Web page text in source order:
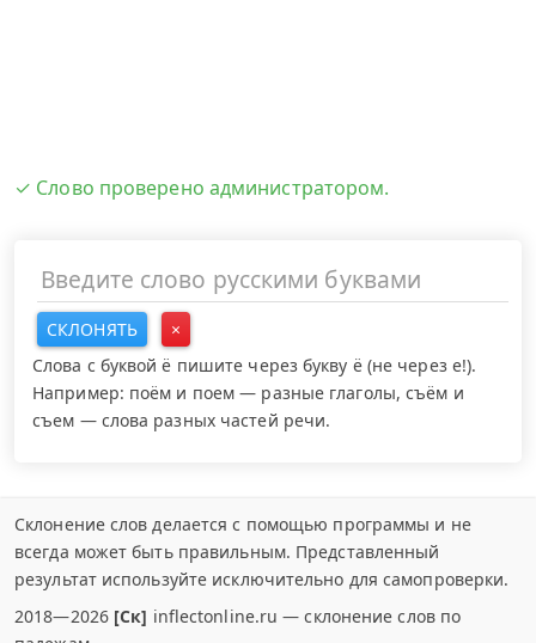
✓ Слово проверено администратором.
СКЛОНЯТЬ
×
Слова с буквой ё пишите через букву ё (не через е!).
Например: поём и поем — разные глаголы, съём и
съем — слова разных частей речи.
Склонение слов делается с помощью программы и не
всегда может быть правильным. Представленный
результат используйте исключительно для самопроверки.
2018—2026 [Ск] inflectonline.ru — склонение слов по